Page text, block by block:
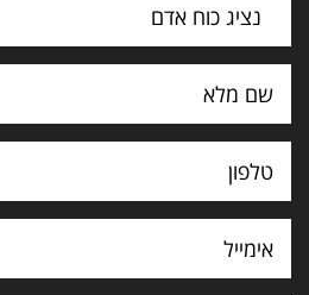
נציג כוח אדם